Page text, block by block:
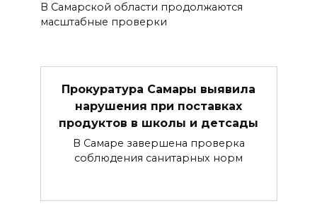
В Самарской области продолжаются
масштабные проверки
Прокуратура Самары выявила
нарушения при поставках
продуктов в школы и детсады
В Самаре завершена проверка
соблюдения санитарных норм